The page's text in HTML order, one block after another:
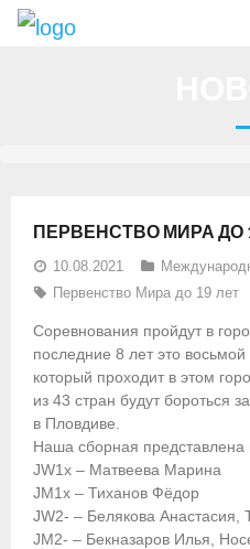
- Дисциплины гребного
- История гребли
- Президиум
Новости
Регламенты и результаты
Приобретение спортивной
ПЕРВЕНСТВО МИРА ДО
10.08.2021
Первенство Мира до 19 лет
Соревнования пройдут в
последние 8 лет это
который проходит в этом
из 43 стран будут бороться
в Пловдиве.
Наша сборная представлена
JW1x – Матвеева Марина
JM1x – Тиханов Фёдор
JW2- – Белякова Анастасия,
JM2- – Бекназаров Илья,